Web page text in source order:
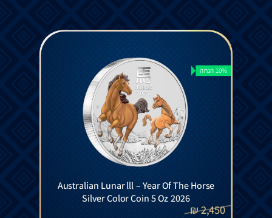
10% הנחה
Australian Lunar lll – Year Of The Horse
Silver Color Coin 5 Oz 2026
2,450
₪